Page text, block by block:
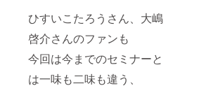
ひすいこたろうさん、大嶋
啓介さんのファンも
今回は今までのセミナーと
は一味も二味も違う、